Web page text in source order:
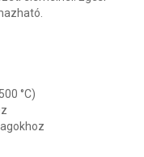
°C)